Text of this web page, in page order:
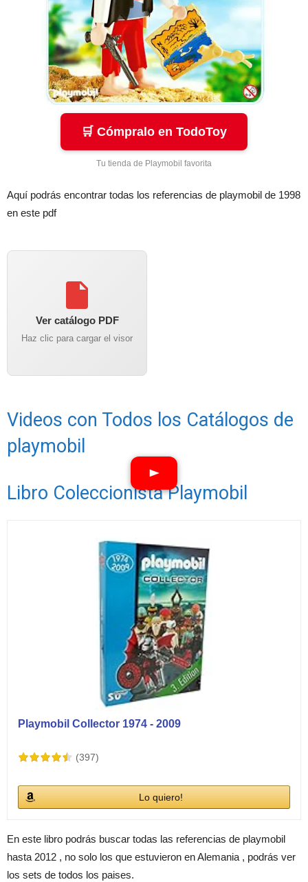
🛒 Cómpralo en TodoToy
Tu tienda de Playmobil favorita
Aquí podrás encontrar todas los referencias de playmobil de 1998
en este pdf
Ver catálogo PDF
Haz clic para cargar el visor
Videos con Todos los Catálogos de
playmobil
Libro Coleccionista Playmobil
Playmobil Collector 1974 - 2009
(397)
Lo quiero!
En este libro podrás buscar todas las referencias de playmobil
hasta 2012 , no solo los que estuvieron en Alemania , podrás ver
los sets de todos los paises.